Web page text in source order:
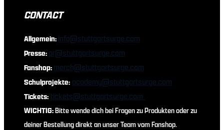
CONTACT
Allgemein:info@stuttgartsurge.com
Presse:pr@stuttgartsurge.com
Fanshop:merch@stuttgartsurge.com
Schulprojekte: academy@stuttgartsurge.com
Tickets: tickets@stuttgartsurge.com
WICHTIG:Bitte wende dich bei Fragen zu Produkten oder zu
deiner Bestellung direkt an unser Team vom Fanshop.